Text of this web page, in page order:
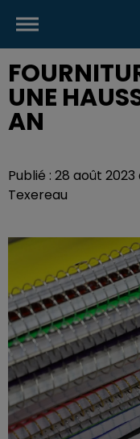
UNE
AN
Publié : 28 août
Texereau